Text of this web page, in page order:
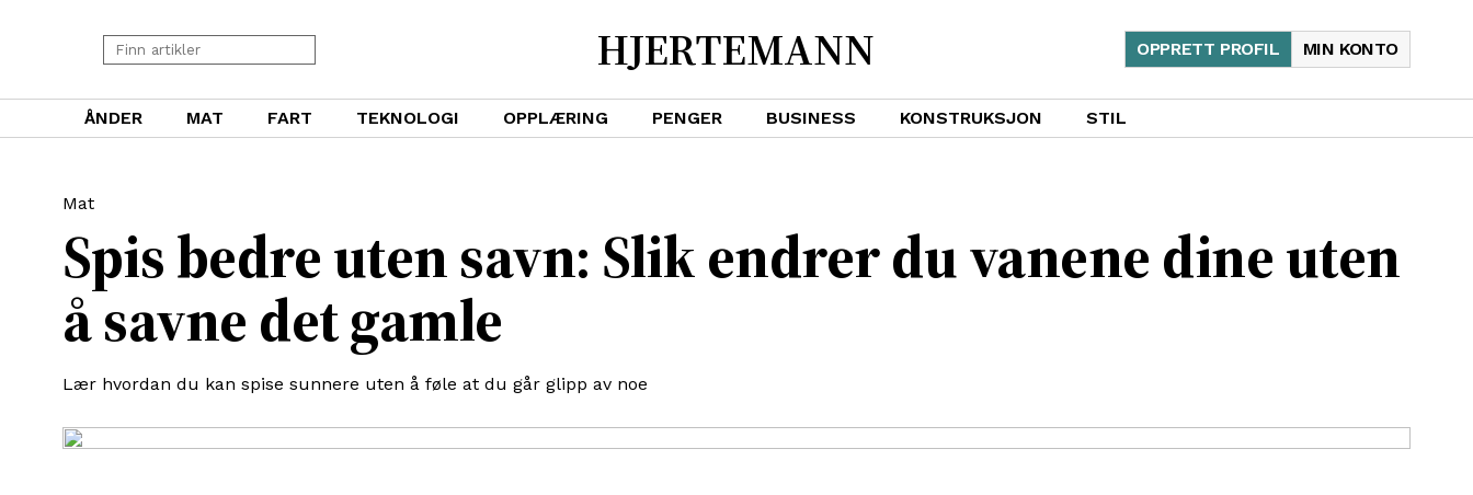
HJERTEMANN MIN KONTO
OPPRETT PROFIL
ÅNDER MAT FART TEKNOLOGI OPPLÆRING PENGER BUSINESS KONSTRUKSJON STIL
Spis bedre uten savn: Slik endrer du vanene dine uten
å savne det gamle
Lær hvordan du kan spise sunnere uten å føle at du går glipp av noe
Mat